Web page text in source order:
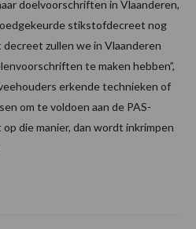
doelvoorschriften in Vlaanderen,
stikstofdecreet nog
zullen we in Vlaanderen
te maken hebben”,
erkende technieken of
om te voldoen aan de PAS-
die manier, dan wordt inkrimpen